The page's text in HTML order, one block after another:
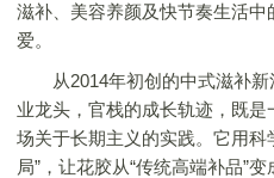
滋补、美容养颜及快节奏生活
爱。
从2014年初创的中式滋补新
业龙头，官栈的成长轨迹，既
场关于长期主义的实践。它用科
局”，让花胶从“传统高端补品”